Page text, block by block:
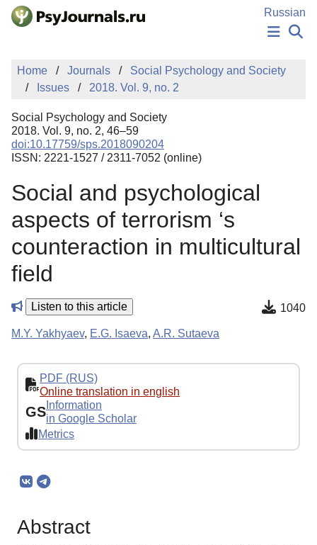
Skip to Main Content
Russian
NEWS
PUBLICATIONS
MANUSCRIPT SUBMISSION
EDITOR'S CHOICE
Sign Up
Home Journals
Social Psychology and Society
Issues
2018. Vol. 9, no. 2
Social Psychology and Society
2018. Vol. 9, no. 2, 46–59
doi:10.17759/sps.2018090204
ISSN: 2221-1527 / 2311-7052 (online)
Social and psychological
aspects of terrorism ‘s
counteraction in multicultural
field
Listen to this article 1040
M.Y. Yakhyaev, E.G. Isaeva, A.R. Sutaeva
PDF (RUS)
Online translation in english
GS Information
in Google Scholar
Metrics
Abstract